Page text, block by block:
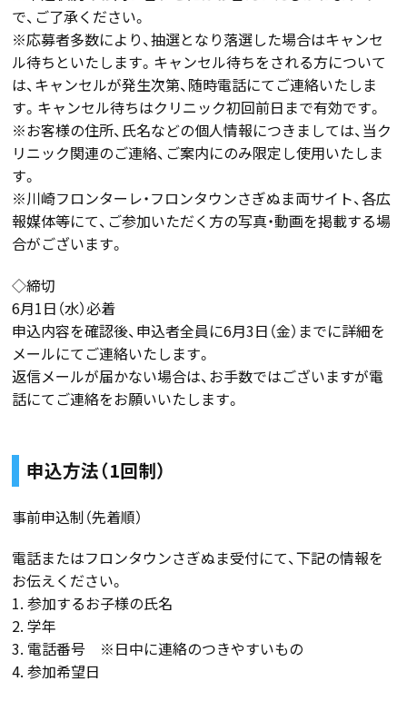
で、ご了承ください。
※応募者多数により、抽選となり落選した場合はキャンセ
ル待ちといたします。キャンセル待ちをされる方について
は、キャンセルが発生次第、随時電話にてご連絡いたしま
す。キャンセル待ちはクリニック初回前日まで有効です。
※お客様の住所、氏名などの個人情報につきましては、当ク
リニック関連のご連絡、ご案内にのみ限定し使用いたしま
す。
※川崎フロンターレ・フロンタウンさぎぬま両サイト、各広
報媒体等にて、ご参加いただく方の写真・動画を掲載する場
合がございます。
◇締切
6月1日（水）必着
申込内容を確認後、申込者全員に6月3日（金）までに詳細を
メールにてご連絡いたします。
返信メールが届かない場合は、お手数ではございますが電
話にてご連絡をお願いいたします。
申込方法（1回制）
事前申込制（先着順）
電話またはフロンタウンさぎぬま受付にて、下記の情報を
お伝えください。
1. 参加するお子様の氏名
2. 学年
3. 電話番号 ※日中に連絡のつきやすいもの
4. 参加希望日